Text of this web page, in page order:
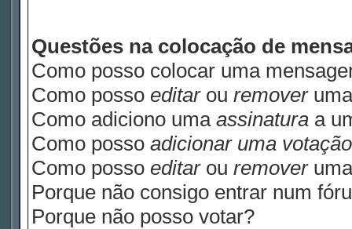
Questões na colocação de
Como posso colocar uma
Como posso editarou remover
Como adiciono uma assinatura a
Como posso adicionar uma votação
Como posso editarou remover
Porque não consigo entrar num
Porque não posso votar?